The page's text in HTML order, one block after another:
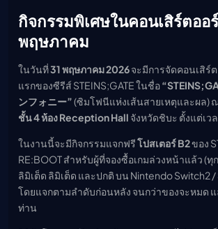
กิจกรรมพิเศษในคอนเสิร์ตออ
พฤษภาคม
ในวันที่31 พฤษภาคม 2026จะมีการจัดคอนเสิร์
แรกของซีรีส์ STEINS;GATE ในชื่อ
ンフォニー”(ซิมโฟนีแห่งเส้นสายเหตุและผล)
ชั้น 4 ห้อง Reception Hall จังหวัดชิบะ ตั้งแต่เว
ในงานนี้จะมีกิจกรรมแจกฟรีโปสเตอร์ B2ของ
RE:BOOT สำหรับผู้ที่จองซื้อเกมล่วงหน้าแล้ว (ทุ
ลิมิเต็ด ลิมิเต็ด และปกติ บน Nintendo Switch2 /
โดยแจกตามลำดับก่อนหลัง จนกว่าของจะหมด แ
ท่าน